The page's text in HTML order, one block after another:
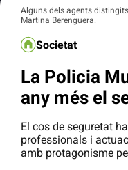
Alguns dels agents
Martina Berenguera.
Societat
La Policia
any més el
El cos de seguretat
professionals i
amb protagonisme